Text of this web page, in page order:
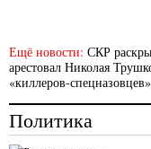
Ещё новости: СКР
арестовал Николая
«киллеров-спецназовцев»
Политика